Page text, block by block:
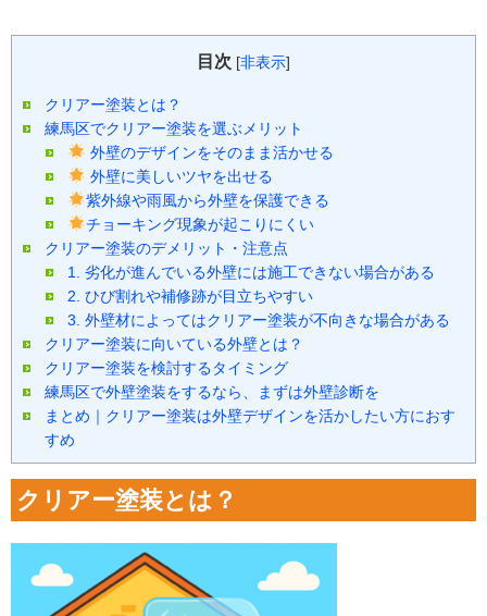
目次 [非表示]
クリアー塗装とは？
練馬区でクリアー塗装を選ぶメリット
外壁のデザインをそのまま活かせる
外壁に美しいツヤを出せる
紫外線や雨風から外壁を保護できる
チョーキング現象が起こりにくい
クリアー塗装のデメリット・注意点
1. 劣化が進んでいる外壁には施工できない場合がある
2. ひび割れや補修跡が目立ちやすい
3. 外壁材によってはクリアー塗装が不向きな場合がある
クリアー塗装に向いている外壁とは？
クリアー塗装を検討するタイミング
練馬区で外壁塗装をするなら、まずは外壁診断を
まとめ｜クリアー塗装は外壁デザインを活かしたい方におす
すめ
クリアー塗装とは？